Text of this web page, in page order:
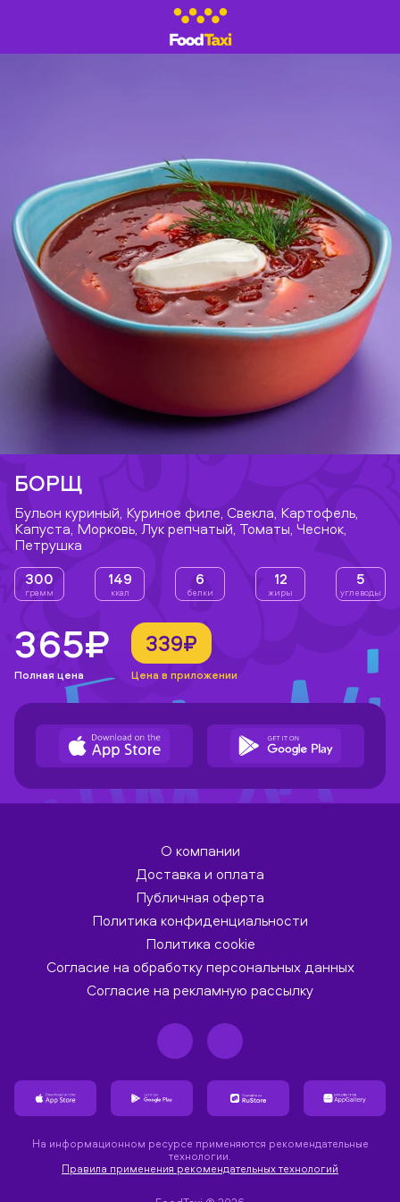
БОРЩ
Бульон куриный, Куриное филе, Свекла, Картофель,
Капуста, Морковь, Лук репчатый, Томаты, Чеснок,
Петрушка
300
грамм
149
ккал
6
белки
12
жиры
5
углеводы
365₽
Полная цена
339₽
Цена в приложении
О компании
Доставка и оплата
Публичная оферта
Политика конфиденциальности
Политика cookie
Согласие на обработку персональных данных
Согласие на рекламную рассылку
На информационном ресурсе применяются рекомендательные
технологии.
Правила применения рекомендательных технологий